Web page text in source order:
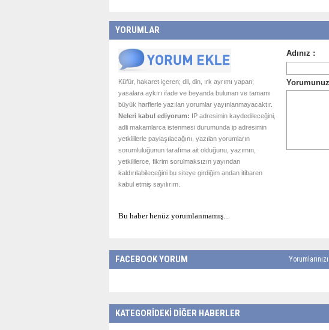
YORUMLAR
Küfür, hakaret içeren; dil, din, ırk ayrımı yapan;
yasalara aykırı ifade ve beyanda bulunan ve tamamı
büyük harflerle yazılan yorumlar yayınlanmayacaktır.
Neleri kabul ediyorum: IP adresimin kaydedileceğini,
adli makamlarca istenmesi durumunda ip adresimin
yetkililerle paylaşılacağını, yazılan yorumların
sorumluluğunun tarafıma ait olduğunu, yazımın,
yetkililerce, fikrim sorulmaksızın yayından
kaldırılabileceğini bu siteye girdiğim andan itibaren
kabul etmiş sayılırım.
Bu haber henüz yorumlanmamış...
FACEBOOK YORUM
KATEGORİDEKİ DİĞER HABERLER